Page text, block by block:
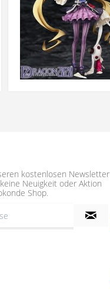
kostenlosen Newsletter
Neuigkeit oder Aktion
Shop.